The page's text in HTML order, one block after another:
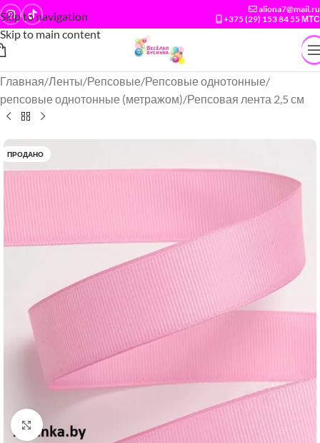
Skip to navigation
Skip to main content
aliona7@mail.ru
+375 (29) 153 84 55 МТС
Главная/Ленты/Репсовые/Репсовые однотонные/
репсовые однотонные (метражом)/Репсовая лента 2,5 см
ПРОДАНО
Нажмите, чтобы увеличить